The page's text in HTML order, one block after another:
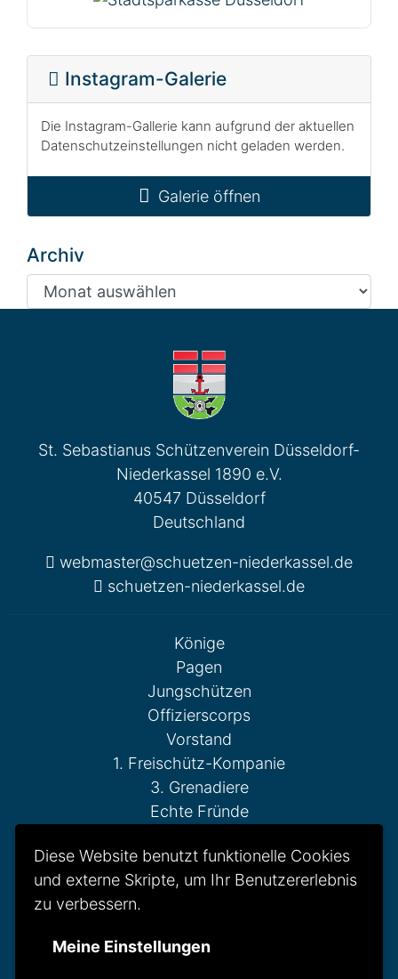
Diese Website benutzt funktionelle Cookies
und externe Skripte, um Ihr Benutzererlebnis
zu verbessern.
Meine Einstellungen
Instagram-Galerie
Die Instagram-Gallerie kann aufgrund der aktuellen
Datenschutzeinstellungen nicht geladen werden.
Galerie öffnen
Archiv
Archiv
St. Sebastianus Schützenverein Düsseldorf-
Niederkassel 1890 e.V.
40547 Düsseldorf
Deutschland
webmaster@schuetzen-niederkassel.de
schuetzen-niederkassel.de
Könige
Pagen
Jungschützen
Offizierscorps
Vorstand
1. Freischütz-Kompanie
3. Grenadiere
Echte Fründe
Gesellschaft Reserve
Otto-Weddigen-Kompanie
Tambour-Corps